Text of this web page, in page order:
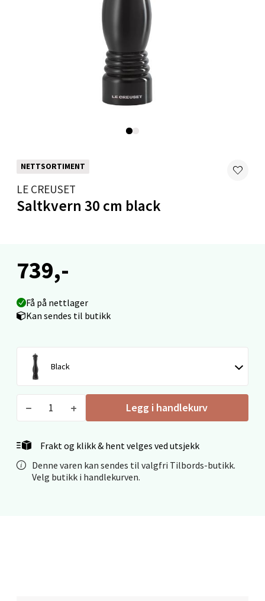
NETTSORTIMENT
LE CREUSET
Saltkvern 30 cm black
739,-
Få på nettlager
Kan sendes til butikk
Black
Legg i handlekurv
Frakt og klikk & hent velges ved utsjekk
Denne varen kan sendes til valgfri Tilbords-butikk.
Velg butikk i handlekurven.
Mandal - Alti Mandal
Fridtjof Nansensgate 22, 8622 Mo i Rana
Åpent i dag 09-19
0 i butikk
Ålesund - Thon Senter Moa
Langelandsvegen 25, 6010 Ålesund
0 i butikk